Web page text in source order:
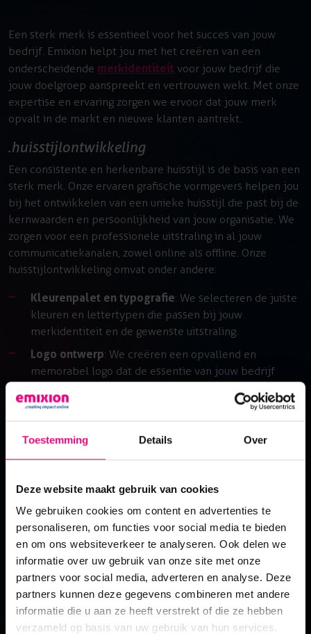
Toestemming Details Over
Deze website maakt gebruik van cookies
We gebruiken cookies om content en advertenties te
personaliseren, om functies voor social media te bieden
en om ons websiteverkeer te analyseren. Ook delen we
informatie over uw gebruik van onze site met onze
partners voor social media, adverteren en analyse. Deze
partners kunnen deze gegevens combineren met andere
informatie die u aan ze heeft verstrekt of die ze hebben
verzameld op basis van uw gebruik van hun services.
Een sterk merk is essentieel voor het succes van jouw
bedrijf. Emixion helpt jou met het creëren van een
onderscheidende merkidentiteit voor jouw bedrijf die
jouw doelgroep aanspreekt en vertrouwen wekt. Met onze
expertise en ervaring zorgen we ervoor dat jouw merk
opvalt in de markt en nieuwe klanten aantrekt.
huisstijlontwikkeling
Een consistente en herkenbare huisstijl is de basis van een
sterk merk. Onze ervaren grafische vormgevers helpen jou
bij het ontwikkelen van een unieke huisstijl die past bij de
kernwaarden en persoonlijkheid van jouw organisatie. We
zorgen voor een professionele uitstraling in al jouw
communicatiekanalen, zowel online als offline. Onze
huisstijlontwikkeling omvat onder andere:
Kleurenpalet en typografie: We selecteren de juiste
kleuren en lettertypen die passen bij jouw
merkidentiteit en de gewenste uitstraling.
Logo ontwerp: We creëren een opvallend en
memorabel logo dat de essentie van jouw bedrijf
Visuele elementen
: We ontwikkelen grafische
huisstijl versterken.
voor briefpapier, visitekaartjes en andere zakelijke
huisstijlhandboek op dat dient als leidraad voor het
gebruik van de huisstijl.
our mission
the crew
vacatures